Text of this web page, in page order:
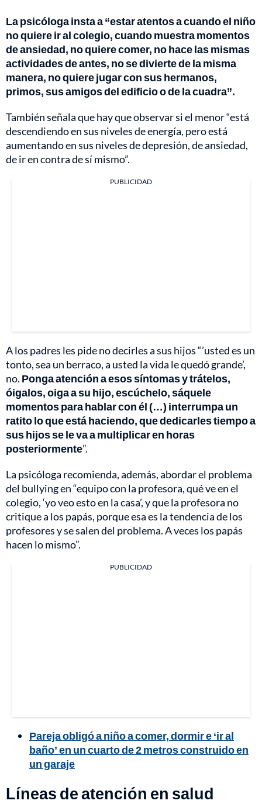
La psicóloga insta a “estar atentos a cuando el niño
no quiere ir al colegio, cuando muestra momentos
de ansiedad, no quiere comer, no hace las mismas
actividades de antes, no se divierte de la misma
manera, no quiere jugar con sus hermanos,
primos, sus amigos del edificio o de la cuadra”.
También señala que hay que observar si el menor “está
descendiendo en sus niveles de energía, pero está
aumentando en sus niveles de depresión, de ansiedad,
de ir en contra de sí mismo”.
PUBLICIDAD
A los padres les pide no decirles a sus hijos “’usted es un
tonto, sea un berraco, a usted la vida le quedó grande’,
no. Ponga atención a esos síntomas y trátelos,
óigalos, oiga a su hijo, escúchelo, sáquele
momentos para hablar con él (…) interrumpa un
ratito lo que está haciendo, que dedicarles tiempo a
sus hijos se le va a multiplicar en horas
posteriormente”.
La psicóloga recomienda, además, abordar el problema
del bullying en “equipo con la profesora, qué ve en el
colegio, ‘yo veo esto en la casa’, y que la profesora no
critique a los papás, porque esa es la tendencia de los
profesores y se salen del problema. A veces los papás
hacen lo mismo”.
PUBLICIDAD
Pareja obligó a niño a comer, dormir e ‘ir al
baño’ en un cuarto de 2 metros construido en
un garaje
Líneas de atención en salud